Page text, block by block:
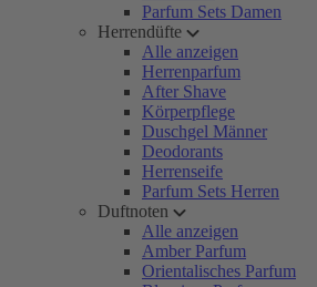
Parfum Sets Damen
Herrendüfte
Alle anzeigen
Herrenparfum
After Shave
Körperpflege
Duschgel Männer
Deodorants
Herrenseife
Parfum Sets Herren
Duftnoten
Alle anzeigen
Amber Parfum
Orientalisches Parfum